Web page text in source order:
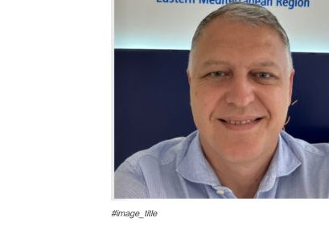
#image_title